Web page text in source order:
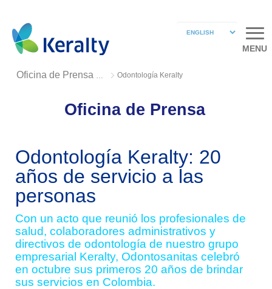
MENU
Oficina de Prensa 2018 Odontología Keralty
Oficina de Prensa
Odontología Keralty: 20
años de servicio a las
personas
Con un acto que reunió los profesionales de
salud, colaboradores administrativos y
directivos de odontología de nuestro grupo
empresarial Keralty, Odontosanitas celebró
en octubre sus primeros 20 años de brindar
sus servicios en Colombia.